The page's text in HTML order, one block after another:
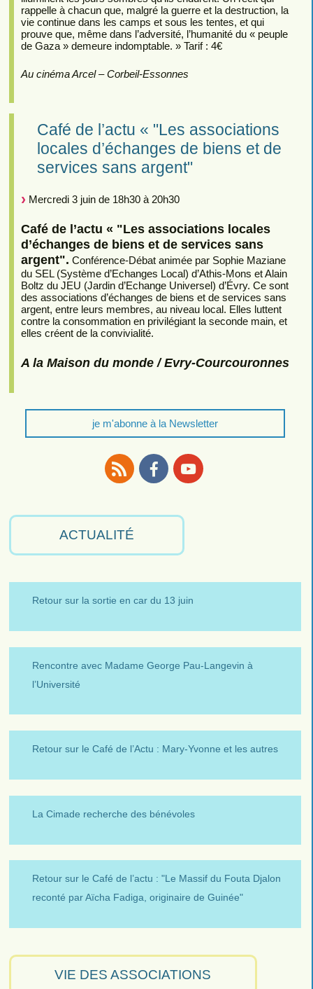
rappelle à chacun que, malgré la guerre et la destruction, la
vie continue dans les camps et sous les tentes, et qui
prouve que, même dans l’adversité, l’humanité du « peuple
de Gaza » demeure indomptable. » Tarif : 4€
Au cinéma Arcel – Corbeil-Essonnes
Café de l’actu « "Les associations
locales d’échanges de biens et de
services sans argent"
Mercredi 3 juin de 18h30 à 20h30
Café de l’actu « "Les associations locales
d’échanges de biens et de services sans
argent". Conférence-Débat animée par Sophie Maziane
du SEL (Système d’Echanges Local) d’Athis-Mons et Alain
Boltz du JEU (Jardin d’Echange Universel) d’Évry. Ce sont
des associations d’échanges de biens et de services sans
argent, entre leurs membres, au niveau local. Elles luttent
contre la consommation en privilégiant la seconde main, et
elles créent de la convivialité.
A la Maison du monde / Evry-Courcouronnes
je m'abonne à la Newsletter
ACTUALITÉ
Retour sur la sortie en car du 13 juin
Rencontre avec Madame George Pau-Langevin à
l’Université
Retour sur le Café de l’Actu : Mary-Yvonne et les autres
La Cimade recherche des bénévoles
Retour sur le Café de l’actu : "Le Massif du Fouta Djalon
reconté par Aïcha Fadiga, originaire de Guinée"
VIE DES ASSOCIATIONS